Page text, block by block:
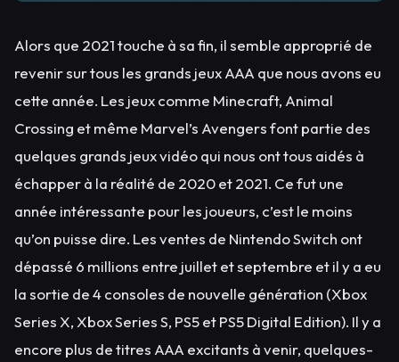
Alors que 2021 touche à sa fin, il semble approprié de
revenir sur tous les grands jeux AAA que nous avons eu
cette année. Les jeux comme Minecraft, Animal
Crossing et même Marvel’s Avengers font partie des
quelques grands jeux vidéo qui nous ont tous aidés à
échapper à la réalité de 2020 et 2021. Ce fut une
année intéressante pour les joueurs, c’est le moins
qu’on puisse dire. Les ventes de Nintendo Switch ont
dépassé 6 millions entre juillet et septembre et il y a eu
la sortie de 4 consoles de nouvelle génération (Xbox
Series X, Xbox Series S, PS5 et PS5 Digital Edition). Il y a
encore plus de titres AAA excitants à venir, quelques-